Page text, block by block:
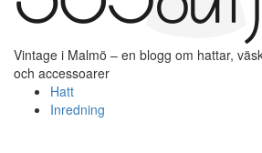
Vintage i Malmö – en blogg om hattar,
och accessoarer
Hatt
Inredning